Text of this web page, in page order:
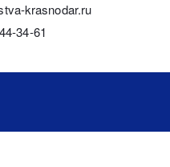
krasnodar.ru
34-61